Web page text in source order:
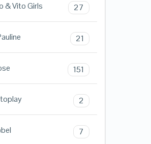
& Vito Girls 27
21
151
2
7